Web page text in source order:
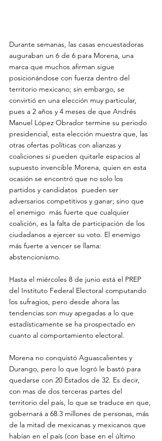
Durante semanas, las casas encuestadoras
auguraban un 6 de 6 para Morena, una
marca que muchos afirman sigue
posicionándose con fuerza dentro del
territorio mexicano; sin embargo, se
convirtió en una elección muy particular,
pues a 2 años y 4 meses de que Andrés
Manuel López Obrador termine su periodo
presidencial, esta elección muestra que, las
otras ofertas políticas con alianzas y
coaliciones si pueden quitarle espacios al
supuesto invencible Morena, quien en esta
ocasión se encontró que no solo los
partidos y candidatos  pueden ser
adversarios competitivos y ganar; sino que
el enemigo  más fuerte que cualquier
coalición, es la falta de participación de los
ciudadanos a ejercer su voto. El enemigo
más fuerte a vencer se llama:
abstencionismo.
Hasta el miércoles 8 de junio está el PREP
del Instituto Federal Electoral computando
los sufragios, pero desde ahora las
tendencias son muy apegadas a lo que
estadísticamente se ha prospectado en
cuanto al comportamiento electoral.
Morena no conquistó Aguascalientes y
Durango, pero lo que logró le bastó para
quedarse con 20 Estados de 32. Es decir,
con mas de dos terceras partes del
territorio del país, lo que se traduce en que,
gobernará a 68.3 millones de personas, más
de la mitad de mexicanas y mexicanos que
habían en el país (con base en el último